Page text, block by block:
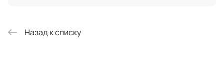
Назад к списку